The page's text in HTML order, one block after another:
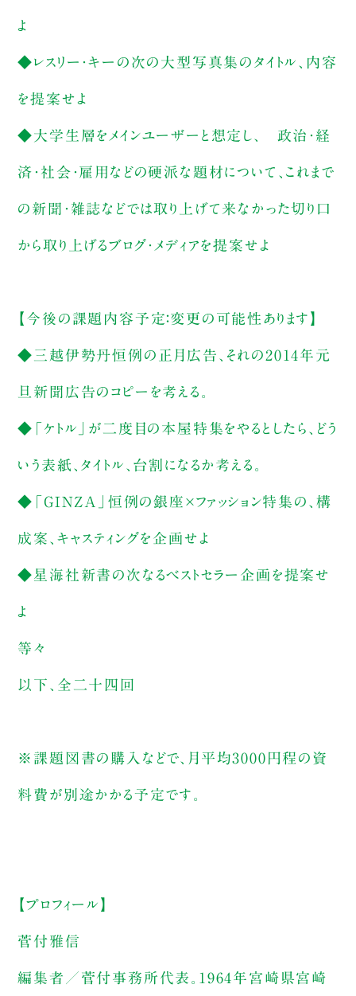
よ
◆レスリー・キーの次の大型写真集のタイトル、内容
を提案せよ
◆大学生層をメインユーザーと想定し、 政治・経
済・社会・雇用などの硬派な題材について、これまで
の新聞・雑誌などでは取り上げて来なかった切り口
から取り上げるブログ・メディアを提案せよ
【今後の課題内容予定：変更の可能性あります】
◆三越伊勢丹恒例の正月広告、それの2014年元
旦新聞広告のコピーを考える。
◆「ケトル」が二度目の本屋特集をやるとしたら、どう
いう表紙、タイトル、台割になるか考える。
◆「GINZA」恒例の銀座×ファッション特集の、構
成案、キャスティングを企画せよ
◆星海社新書の次なるベストセラー企画を提案せ
よ
等々
以下、全二十四回
※課題図書の購入などで、月平均3000円程の資
料費が別途かかる予定です。
【プロフィール】
菅付雅信
編集者／菅付事務所代表。1964年宮崎県宮崎